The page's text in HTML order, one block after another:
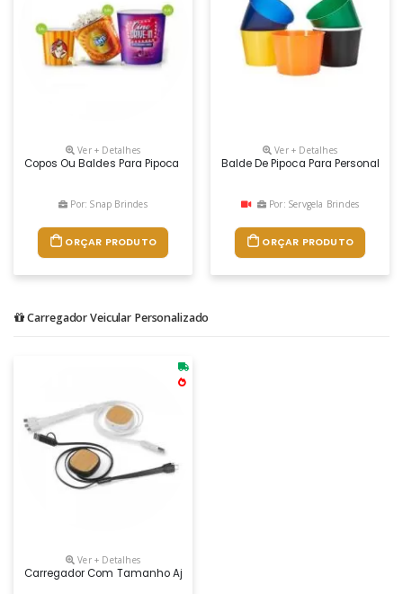
Ver + Detalhes
Copos Ou Baldes Para Pipoca Personalizado Em In Molde Label 360
Por: Snap Brindes
ORÇAR PRODUTO
Ver + Detalhes
Balde De Pipoca Para
Por: Servgela Brindes
ORÇAR PRODUTO
Carregador Veicular Personalizado
Ver + Detalhes
Carregador Com Tamanho Ajustável Em Plástico Com Detalhe Em